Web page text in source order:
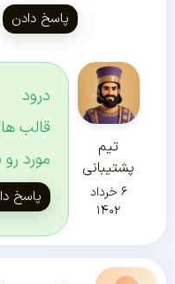
پاسخ دادن
تیم
پشتیبانی
۶ خرداد
۱۴۰۲
درود
قالب
مورد رو
پاسخ